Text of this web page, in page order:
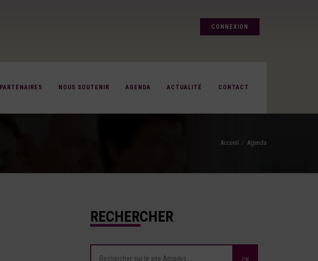
CONNEXION
PARTENAIRES NOUS SOUTENIR AGENDA ACTUALITÉ CONTACT
Accueil Agenda
RECHERCHER